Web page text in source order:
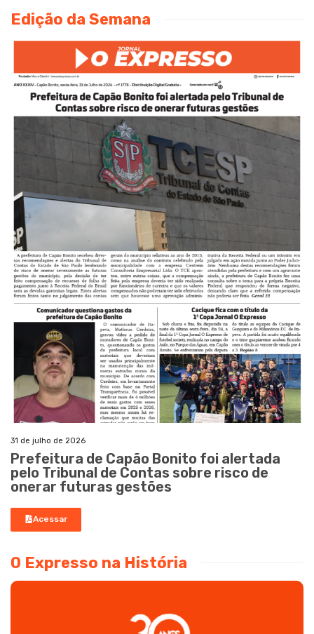
Edição da Semana
31 de julho de 2026
Prefeitura de Capão Bonito foi alertada
pelo Tribunal de Contas sobre risco de
onerar futuras gestões
Acessar
O Expresso na História